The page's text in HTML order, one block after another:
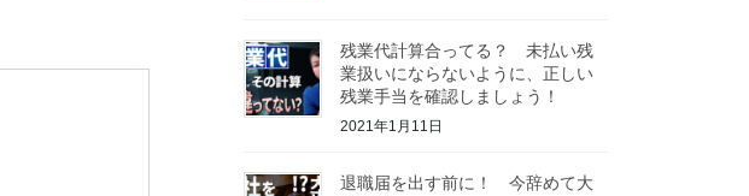
残業代計算合ってる？ 未払い残
業扱いにならないように、正しい
残業手当を確認しましょう！
2021年1月11日
退職届を出す前に！ 今辞めて大